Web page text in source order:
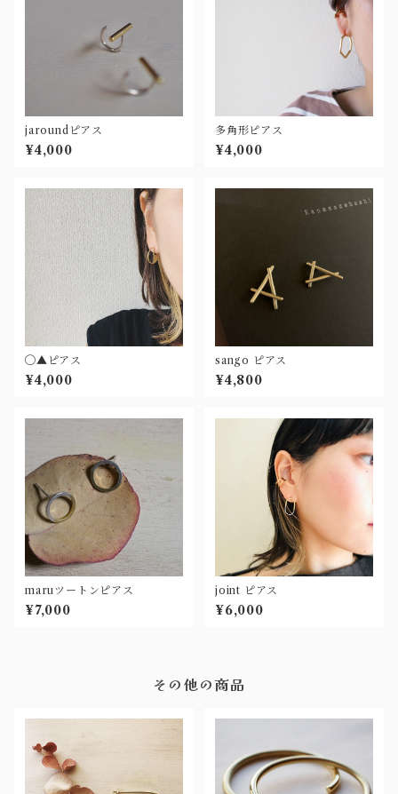
jaroundピアス
¥4,000
多角形ピアス
¥4,000
◯▲ピアス
¥4,000
sango ピアス
¥4,800
maruツートンピアス
¥7,000
joint ピアス
¥6,000
その他の商品